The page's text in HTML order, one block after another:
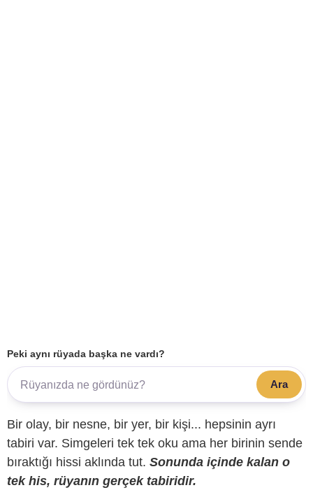
Peki aynı rüyada başka ne vardı?
Ara
Bir olay, bir nesne, bir yer, bir kişi... hepsinin ayrı
tabiri var. Simgeleri tek tek oku ama her birinin sende
bıraktığı hissi aklında tut. Sonunda içinde kalan o
tek his, rüyanın gerçek tabiridir.